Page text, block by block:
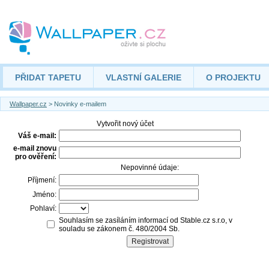
PŘIDAT TAPETU VLASTNÍ GALERIE O PROJEKTU
Wallpaper.cz > Novinky e-mailem